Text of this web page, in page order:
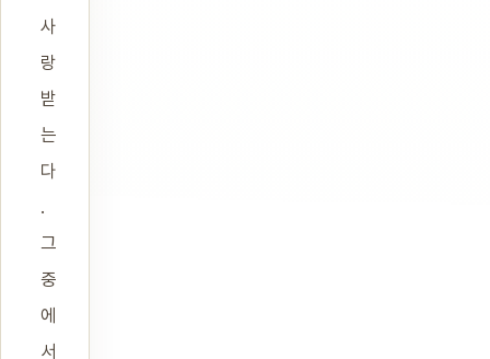
사
랑
받
는
다
.
그
중
에
서